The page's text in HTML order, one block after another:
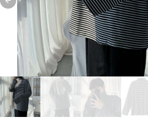
Previous slide